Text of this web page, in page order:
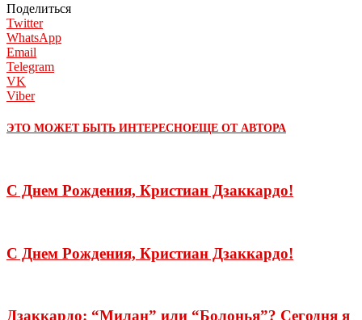
Поделиться
Twitter
WhatsApp
Email
Telegram
VK
Viber
ЭТО МОЖЕТ БЫТЬ ИНТЕРЕСНОЕЩЕ ОТ АВТОРА
С Днем Рождения, Кристиан Дзаккардо!
С Днем Рождения, Кристиан Дзаккардо!
Дзаккардо: “Милан” или “Болонья”? Сегодня я